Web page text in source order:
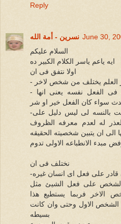
Reply
نسرين - أمة الله June 30,
السلام عليكم
ايه ياعم ياسر الكلام الكبير ده
اولا نتفق فى ان
العلم يختلف من شخص لاخر
- النيه الاجابيه المقصود بيها ايجابيه فى الفعل نفسه يعنى انها
سواء كان الفعل خير او شر
-نعم تصرف اى شخص فى اى وقت بالنسه لى ليس دليل على
له لعدم معرفه الظروف
الى ان يتبين شخصيته الحقيقه
مبدء الانطباعه الاولى تدوم
نختلف فى ان
قادر على فعل اى انسان غيره
الشخص على فعل الشيئ مثل
الاخر فربما يستطيع هذا
الاول وحتى وان كانت
بسيطه